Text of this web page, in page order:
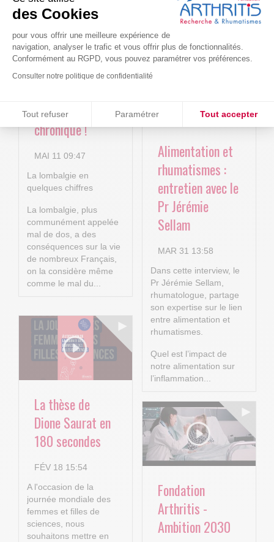
des Cookies
pour vous offrir une meilleure expérience de
navigation, analyser le trafic et vous offrir plus de fonctionnalités.
Conformément au RGPD, vous pouvez paramétrer vos préférences.
Consulter notre politique de confidentialité
Tout refuser Paramétrer Tout accepter
Axeptio consent
Plateforme de Gestion du Consentement : Personnalisez vos
Notre plateforme vous permet d'adapter et de gérer vos
4P : Les
nouvelles
technologies
numériques au
lombalgie
chronique !
MAI 11 09:47
La lombalgie en
quelques chiffres
La lombalgie, plus
communément appelée
mal de dos, a des
conséquences sur la vie
de nombreux Français,
on la considère même
comme le mal du...
Cure-RA
AVR 22 15:01
Alimentation et
rhumatismes :
entretien avec le
Pr Jérémie
Sellam
MAR 31 13:58
Dans cette interview, le
Pr Jérémie Sellam,
rhumatologue, partage
son expertise sur le lien
entre alimentation et
rhumatismes.
Quel est l’impact de
notre alimentation sur
l’inflammation...
La thèse de
Dione Saurat en
180 secondes
FÉV 18 15:54
A l'occasion de la
journée mondiale des
femmes et filles de
sciences, nous
souhaitons mettre en
Fondation
Arthritis -
Ambition 2030